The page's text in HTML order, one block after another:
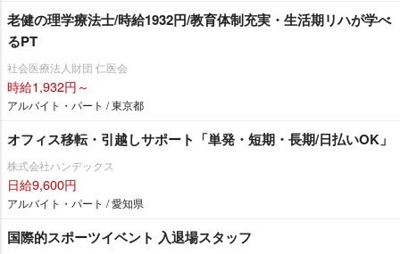
老健の理学療法士/時給1932円/教育体制充実・生活期リハが学べ
るPT
社会医療法人財団 仁医会
時給1,932円～
アルバイト・パート / 東京都
オフィス移転・引越しサポート「単発・短期・長期/日払いOK」
株式会社ハンデックス
日給9,600円
アルバイト・パート / 愛知県
国際的スポーツイベント 入退場スタッフ